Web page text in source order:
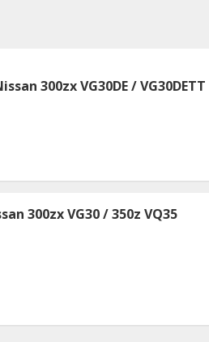
300zx VG30DE / VG30DETT
300zx VG30 / 350z VQ35